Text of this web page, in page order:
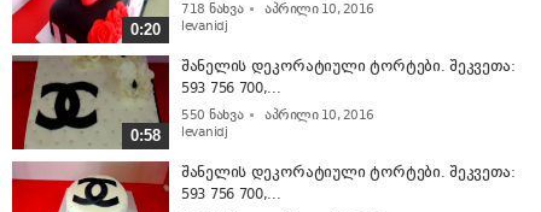
0:20
718 ნახვა
აპრილი 10, 2016
levanidj
0:58
შანელის დეკორატიული ტორტები. შეკვეთა:
593 756 700,...
550 ნახვა
აპრილი 10, 2016
levanidj
შანელის დეკორატიული ტორტები. შეკვეთა:
593 756 700,...